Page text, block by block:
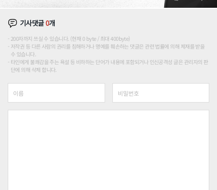
기사댓글0개
200자까지 쓰실 수 있습니다. (현재 0 byte / 최대 400byte)
저작권 등 다른 사람의 권리를 침해하거나 명예를 훼손하는 댓글은 관련 법률에 의해 제재를 받을
수 있습니다.
타인에게 불쾌감을 주는 욕설 등 비하하는 단어가 내용에 포함되거나 인신공격성 글은 관리자의 판
단에 의해 삭제 합니다.